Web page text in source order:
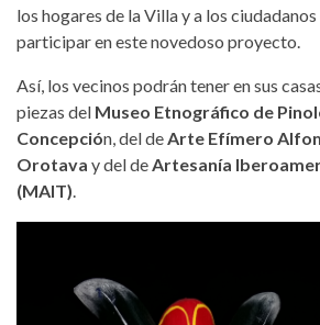
los hogares de la Villa y a los
participar en este novedoso proyecto.
Así, los vecinos podrán tener en sus
piezas del Museo Etnográfico de
Concepción, del deArte Efímero
Orotava y del deArtesanía
(MAIT).
mascara.jpg